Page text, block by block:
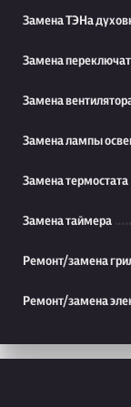
Замена ТЭНа
Замена
Замена
Замена лампы
Замена термостата
Замена таймера
Ремонт/замена
Ремонт/замена